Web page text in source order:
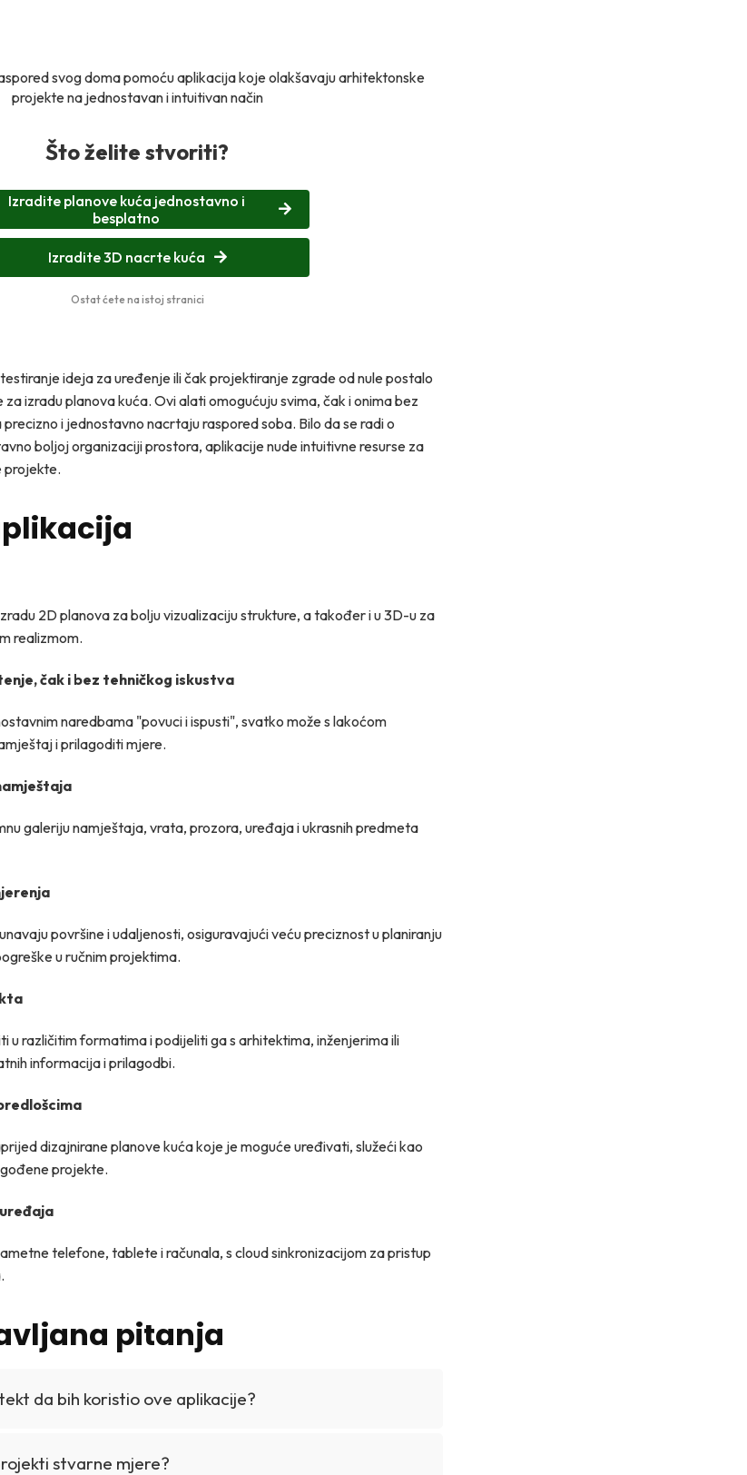
svog doma pomoću aplikacija koje olakšavaju arhitektonske
projekte na jednostavan i intuitivan način
Što želite stvoriti?
Izradite planove kuća jednostavno i
besplatno
Izradite 3D nacrte kuća
Ostat ćete na istoj stranici
ideja za uređenje ili čak projektiranje zgrade od nule postalo
izradu planova kuća. Ovi alati omogućuju svima, čak i onima bez
i jednostavno nacrtaju raspored soba. Bilo da se radi o
boljoj organizaciji prostora, aplikacije nude intuitivne resurse za
projekte.
2D planova za bolju vizualizaciju strukture, a također i u 3D-u za
realizmom.
čak i bez tehničkog iskustva
naredbama "povuci i ispusti", svatko može s lakoćom
i prilagoditi mjere.
galeriju namještaja, vrata, prozora, uređaja i ukrasnih predmeta
površine i udaljenosti, osiguravajući veću preciznost u planiranju
u ručnim projektima.
u različitim formatima i podijeliti ga s arhitektima, inženjerima ili
informacija i prilagodbi.
dizajnirane planove kuća koje je moguće uređivati, služeći kao
projekte.
telefone, tablete i računala, s cloud sinkronizacijom za pristup
pitanja
da bih koristio ove aplikacije?
stvarne mjere?